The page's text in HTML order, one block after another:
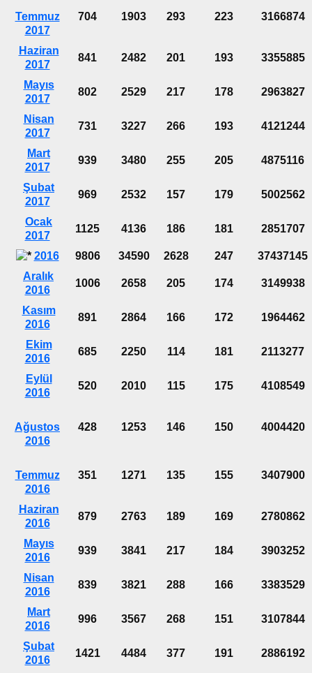
Temmuz
2017
704 1903 293 223 3166874
Haziran
2017
841 2482 201 193 3355885
Mayıs
2017
802 2529 217 178 2963827
Nisan
2017
731 3227 266 193 4121244
Mart
2017
939 3480 255 205 4875116
Şubat
2017
969 2532 157 179 5002562
Ocak
2017
1125 4136 186 181 2851707
2016 9806 34590 2628 247
37437145
Aralık
2016
1006 2658 205 174 3149938
Kasım
2016
891 2864 166 172 1964462
Ekim
2016
685 2250 114 181 2113277
Eylül
2016
520 2010 115 175 4108549
Ağustos
2016
428 1253 146 150 4004420
Temmuz
2016
351 1271 135 155 3407900
Haziran
2016
879 2763 189 169 2780862
Mayıs
2016
939 3841 217 184 3903252
Nisan
2016
839 3821 288 166 3383529
Mart
2016
996 3567 268 151 3107844
Şubat
2016
1421 4484 377 191 2886192